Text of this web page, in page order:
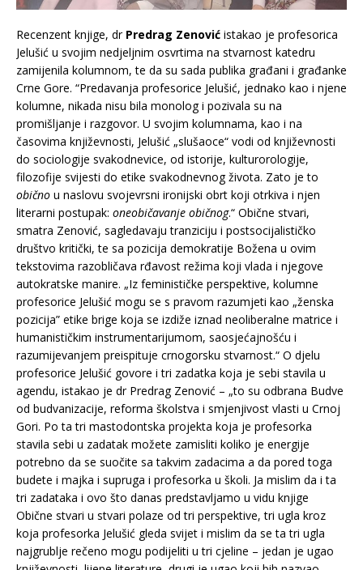
Recenzent knjige, dr Predrag Zenović istakao je profesorica
Jelušić u svojim nedjeljnim osvrtima na stvarnost katedru
zamijenila kolumnom, te da su sada publika građani i građanke
Crne Gore. “Predavanja profesorice Jelušić, jednako kao i njene
kolumne, nikada nisu bila monolog i pozivala su na
promišljanje i razgovor. U svojim kolumnama, kao i na
časovima književnosti, Jelušić „slušaoce“ vodi od književnosti
do sociologije svakodnevice, od istorije, kulturorologije,
filozofije svijesti do etike svakodnevnog života. Zato je to
obično u naslovu svojevrsni ironijski obrt koji otrkiva i njen
literarni postupak: oneobičavanje običnog.“ Obične stvari,
smatra Zenović, sagledavaju tranziciju i postsocijalističko
društvo kritički, te sa pozicija demokratije Božena u ovim
tekstovima razobličava rđavost režima koji vlada i njegove
autokratske manire. „Iz feminističke perspektive, kolumne
profesorice Jelušić mogu se s pravom razumjeti kao „ženska
pozicija” etike brige koja se izdiže iznad neoliberalne matrice i
humanističkim instrumentarijumom, saosjećajnošću i
razumijevanjem preispituje crnogorsku stvarnost.“ O djelu
profesorice Jelušić govore i tri zadatka koja je sebi stavila u
agendu, istakao je dr Predrag Zenović – „to su odbrana Budve
od budvanizacije, reforma školstva i smjenjivost vlasti u Crnoj
Gori. Po ta tri mastodontska projekta koja je profesorka
stavila sebi u zadatak možete zamisliti koliko je energije
potrebno da se suočite sa takvim zadacima a da pored toga
budete i majka i supruga i profesorka u školi. Ja mislim da i ta
tri zadataka i ovo što danas predstavljamo u vidu knjige
Obične stvari u stvari polaze od tri perspektive, tri ugla kroz
koja profesorka Jelušić gleda svijet i mislim da se ta tri ugla
najgrublje rečeno mogu podijeliti u tri cjeline – jedan je ugao